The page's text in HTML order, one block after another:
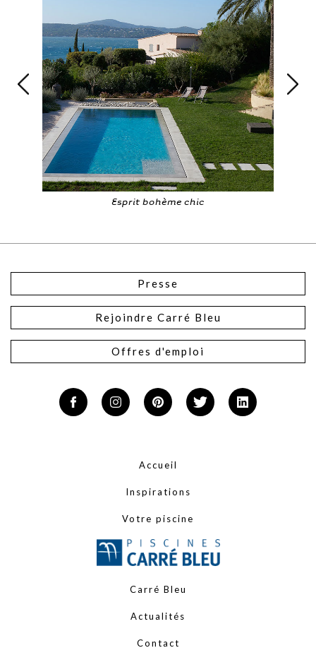
Esprit bohème chic
Presse
Rejoindre Carré Bleu
Offres d'emploi
Accueil
Inspirations
Votre piscine
Carré Bleu
Actualités
Contact